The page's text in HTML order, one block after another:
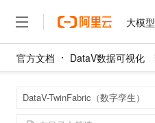
大模型
官方文档 DataV数据可视化
DataV-TwinFabric（数字孪生）
大模型
产品
解决方案
权益
定价
云市场
伙伴
服务
了解阿里云